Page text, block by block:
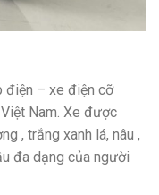
điện – xe điện cỡ
Nam. Xe được
, trắng xanh lá, nâu ,
đa dạng của người